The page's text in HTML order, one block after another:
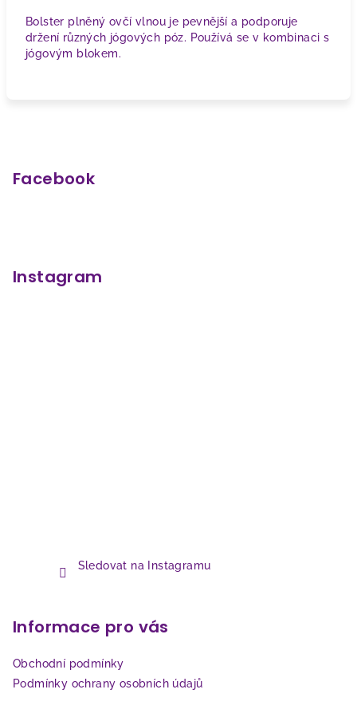
Bolster plněný ovčí vlnou je pevnější a podporuje
držení různých jógových póz. Používá se v kombinaci s
jógovým blokem.
Facebook
Instagram
Sledovat na Instagramu
Informace pro vás
Obchodní podmínky
Podmínky ochrany osobních údajů